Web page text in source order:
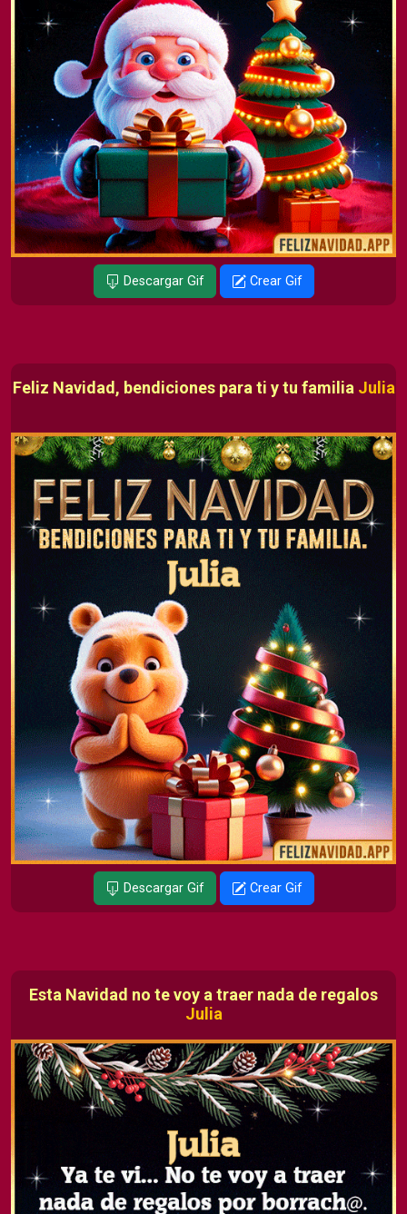
Descargar Gif Crear Gif
Feliz Navidad, bendiciones para ti y tu familia Julia
Descargar Gif Crear Gif
Esta Navidad no te voy a traer nada de regalos
Julia